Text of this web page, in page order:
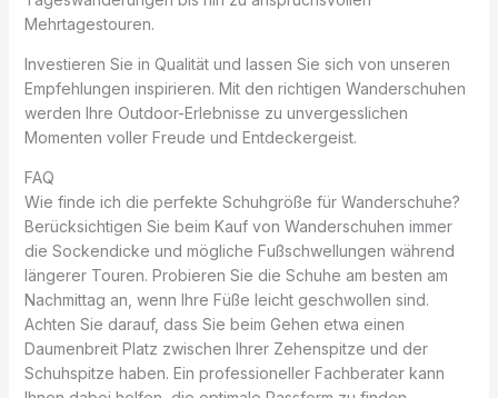
Mehrtagestouren.
Investieren Sie in Qualität und lassen Sie sich von unseren
Empfehlungen inspirieren. Mit den richtigen Wanderschuhen
werden Ihre Outdoor-Erlebnisse zu unvergesslichen
Momenten voller Freude und Entdeckergeist.
FAQ
Wie finde ich die perfekte Schuhgröße für Wanderschuhe?
Berücksichtigen Sie beim Kauf von Wanderschuhen immer
die Sockendicke und mögliche Fußschwellungen während
längerer Touren. Probieren Sie die Schuhe am besten am
Nachmittag an, wenn Ihre Füße leicht geschwollen sind.
Achten Sie darauf, dass Sie beim Gehen etwa einen
Daumenbreit Platz zwischen Ihrer Zehenspitze und der
Schuhspitze haben. Ein professioneller Fachberater kann